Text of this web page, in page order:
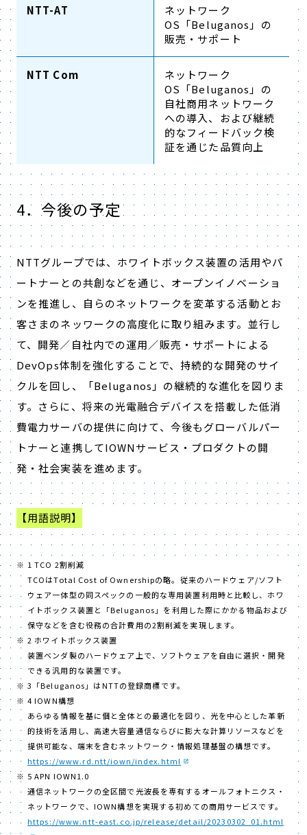
NTT-AT
ネットワーク
OS「Beluganos」の
販売・サポート
NTT Com
ネットワーク
OS「Beluganos」の
自社商用ネットワーク
への導入、および継続
的なフィードバック検
証を通じた品質向上
4．今後の予定
NTTグループでは、ホワイトボックス装置の活用やパ
ートナーとの共創などを通じ、オープンイノベーショ
ンを推進し、自らのネットワークを変革する活動とお
客さまのネッワークの高度化に取り組みます。並行し
て、開発／自社内での運用／販売・サポートによる
DevOps体制を強化することで、持続的な開発のサイ
クルを回し、「Beluganos」の継続的な進化を図りま
す。さらに、将来の光電融合デバイスを搭載した低消
費電力サーバの提供に向けて、今後もグローバルパー
トナーと連携してIOWNサービス・プロダクトの開
発・社会実装を進めます。
【用語説明】
1 TCO 2割削減
TCOはTotal Cost of Ownershipの略。従来のハードウェア/ソフト
ウェア一体型の同スペックの一般的な専用装置利用時と比較し、ホワ
イトボックス装置と「Beluganos」を利用した際にかかる物品および
保守などを含む役務の合計費用の2割削減を実現します。
2 ホワイトボックス装置
装置ベンダ製のハードウェア上で、ソフトウェアを自由に選択・開発
できる汎用的な装置です。
3「Beluganos」はNTTの登録商標です。
4 IOWN構想
あらゆる情報を基に個と全体との最適化を図り、光を中心とした革新
的技術を活用し、高速大容量通信ならびに膨大な計算リソースなどを
提供可能な、端末を含むネットワーク・情報処理基盤の構想です。
https://www.rd.ntt/iown/index.html
5 APN IOWN1.0
通信ネットワークの全区間で光波長を専有するオールフォトニクス・
ネットワークで、IOWN構想を実現する初めての商用サービスです。
https://www.ntt-east.co.jp/release/detail/20230302_01.html